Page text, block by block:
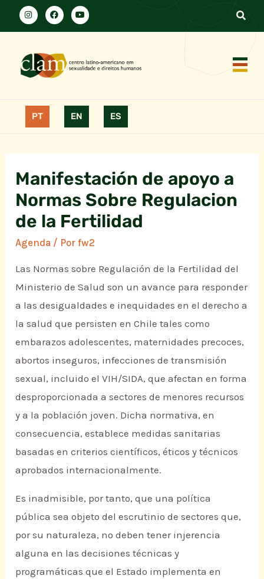
PT EN ES
Manifestación de apoyo a
Normas Sobre Regulacion
de la Fertilidad
Agenda / Porfw2
Las Normas sobre Regulación de la Fertilidad del
Ministerio de Salud son un avance para responder
a las desigualdades e inequidades en el derecho a
la salud que persisten en Chile tales como
embarazos adolescentes, maternidades precoces,
abortos inseguros, infecciones de transmisión
sexual, incluido el VIH/SIDA, que afectan en forma
desproporcionada a sectores de menores recursos
y a la población joven. Dicha normativa, en
consecuencia, establece medidas sanitarias
basadas en criterios científicos, éticos y técnicos
aprobados internacionalmente.
Es inadmisible, por tanto, que una política
pública sea objeto del escrutinio de sectores que,
por su naturaleza, no deben tener injerencia
alguna en las decisiones técnicas y
programáticas que el Estado implementa en